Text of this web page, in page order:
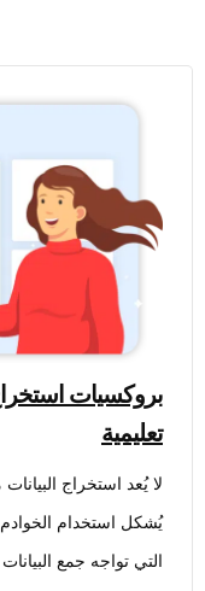
بروكسيات
تعليمية
لا يُعد استخراج
يُشكل استخدام الخوادم
التي تواجه جمع